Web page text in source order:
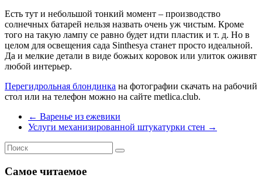
Есть тут и небольшой тонкий момент – производство
солнечных батарей нельзя назвать очень уж чистым. Кроме
того на такую лампу се равно будет идти пластик и т. д. Но в
целом для освещения сада Sinthesya станет просто идеальной.
Да и мелкие детали в виде божьих коровок или улиток оживят
любой интерьер.
Перегидрольная блондинка на фотографии скачать на рабочий
стол или на телефон можно на сайте metlica.club.
← Варенье из ежевики
Услуги механизированной штукатурки стен →
Самое читаемое